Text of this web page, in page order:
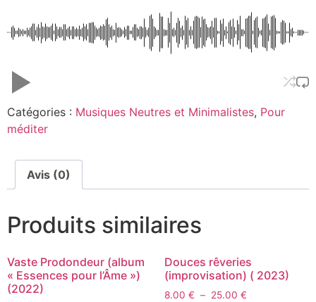
Catégories : Musiques Neutres et Minimalistes, Pour
méditer
Avis (0)
Produits similaires
Vaste Prodondeur (album
« Essences pour l’Âme »)
(2022)
Douces rêveries
(improvisation) ( 2023)
8.00 € – 25.00 €